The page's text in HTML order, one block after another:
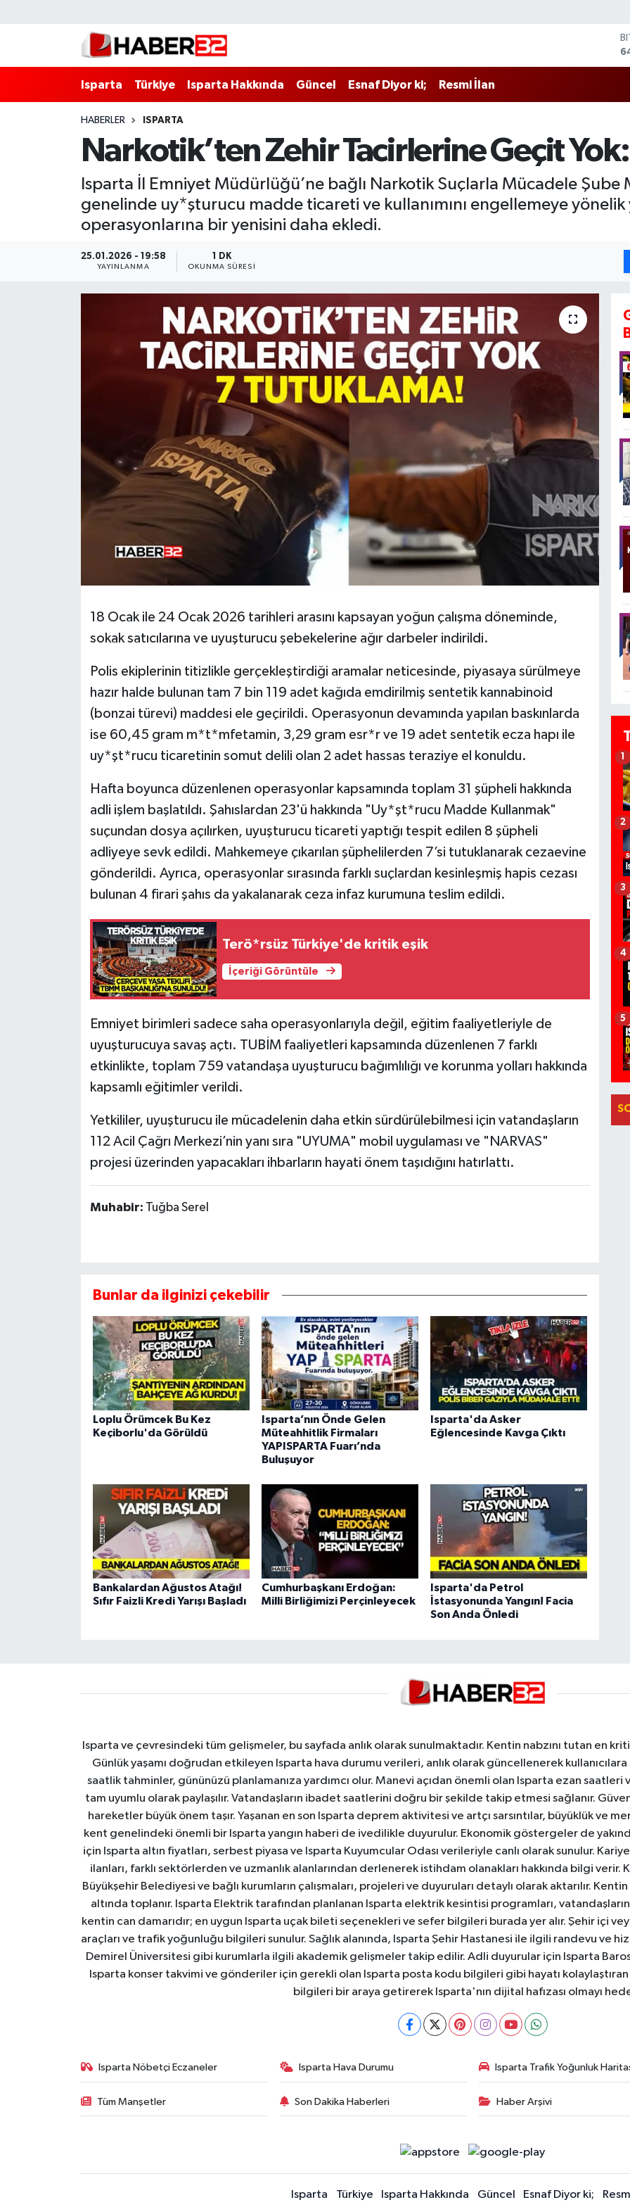
Isparta Türkiye Isparta Hakkında Güncel Esnaf Diyor ki; Resmi İlan
HABERLER ISPARTA
Narkotik’ten Zehir Tacirlerine Geçit
Isparta İl Emniyet Müdürlüğü’ne bağlı Narkotik Suçlarla Mücadele
genelinde uy*şturucu madde ticareti ve kullanımını engellemeye
operasyonlarına bir yenisini daha ekledi.
25.01.2026 - 19:58
YAYINLANMA
1 DK
OKUNMA SÜRESI
18 Ocak ile 24 Ocak 2026 tarihleri arasını kapsayan yoğun çalışma döneminde,
sokak satıcılarına ve uyuşturucu şebekelerine ağır darbeler indirildi.
Polis ekiplerinin titizlikle gerçekleştirdiği aramalar neticesinde, piyasaya sürülmeye
hazır halde bulunan tam 7 bin 119 adet kağıda emdirilmiş sentetik kannabinoid
(bonzai türevi) maddesi ele geçirildi. Operasyonun devamında yapılan baskınlarda
ise 60,45 gram m*t*mfetamin, 3,29 gram esr*r ve 19 adet sentetik ecza hapı ile
uy*şt*rucu ticaretinin somut delili olan 2 adet hassas teraziye el konuldu.
Hafta boyunca düzenlenen operasyonlar kapsamında toplam 31 şüpheli hakkında
adli işlem başlatıldı. Şahıslardan 23'ü hakkında "Uy*şt*rucu Madde Kullanmak"
suçundan dosya açılırken, uyuşturucu ticareti yaptığı tespit edilen 8 şüpheli
adliyeye sevk edildi. Mahkemeye çıkarılan şüphelilerden 7’si tutuklanarak cezaevine
gönderildi. Ayrıca, operasyonlar sırasında farklı suçlardan kesinleşmiş hapis cezası
bulunan 4 firari şahıs da yakalanarak ceza infaz kurumuna teslim edildi.
Terö*rsüz Türkiye'de kritik eşik
İçeriği Görüntüle
Emniyet birimleri sadece saha operasyonlarıyla değil, eğitim faaliyetleriyle de
uyuşturucuya savaş açtı. TUBİM faaliyetleri kapsamında düzenlenen 7 farklı
etkinlikte, toplam 759 vatandaşa uyuşturucu bağımlılığı ve korunma yolları hakkında
kapsamlı eğitimler verildi.
Yetkililer, uyuşturucu ile mücadelenin daha etkin sürdürülebilmesi için vatandaşların
112 Acil Çağrı Merkezi’nin yanı sıra "UYUMA" mobil uygulaması ve "NARVAS"
projesi üzerinden yapacakları ihbarların hayati önem taşıdığını hatırlattı.
Muhabir: Tuğba Serel
Bunlar da ilginizi çekebilir
Loplu Örümcek Bu Kez
Keçiborlu'da Görüldü
Isparta’nın Önde Gelen
Müteahhitlik Firmaları
YAPISPARTA Fuarı’nda
Buluşuyor
Isparta'da Asker
Eğlencesinde Kavga Çıktı
Bankalardan Ağustos Atağı!
Sıfır Faizli Kredi Yarışı Başladı
Cumhurbaşkanı Erdoğan:
Milli Birliğimizi Perçinleyecek
Isparta'da Petrol
İstasyonunda Yangın! Facia
Son Anda Önledi
1
2
3
4
5
Isparta ve çevresindeki tüm gelişmeler, bu sayfada anlık olarak sunulmaktadır. Kentin nabzını tutan en
Günlük yaşamı doğrudan etkileyen Isparta hava durumu verileri, anlık olarak güncellenerek
saatlik tahminler, gününüzü planlamanıza yardımcı olur. Manevi açıdan önemli olan Isparta ezan
tam uyumlu olarak paylaşılır. Vatandaşların ibadet saatlerini doğru bir şekilde takip etmesi sağlanır.
hareketler büyük önem taşır. Yaşanan en son Isparta deprem aktivitesi ve artçı sarsıntılar, büyüklük ve
kent genelindeki önemli bir Isparta yangın haberi de ivedilikle duyurulur. Ekonomik göstergeler de
için Isparta altın fiyatları, serbest piyasa ve Isparta Kuyumcular Odası verileriyle canlı olarak sunulur.
ilanları, farklı sektörlerden ve uzmanlık alanlarından derlenerek istihdam olanakları hakkında bilgi verir.
Büyükşehir Belediyesi ve bağlı kurumların çalışmaları, projeleri ve duyuruları detaylı olarak aktarılır.
altında toplanır. Isparta Elektrik tarafından planlanan Isparta elektrik kesintisi programları,
kentin can damarıdır; en uygun Isparta uçak bileti seçenekleri ve sefer bilgileri burada yer alır. Şehir içi
araçları ve trafik yoğunluğu bilgileri sunulur. Sağlık alanında, Isparta Şehir Hastanesi ile ilgili randevu ve
Demirel Üniversitesi gibi kurumlarla ilgili akademik gelişmeler takip edilir. Adli duyurular için Isparta
Isparta konser takvimi ve gönderiler için gerekli olan Isparta posta kodu bilgileri gibi hayatı
bilgileri bir araya getirerek Isparta'nın dijital hafızası olmayı
Isparta Nöbetçi Eczaneler Isparta Hava Durumu Isparta Trafik Yoğunluk
Tüm Manşetler Son Dakika Haberleri Haber Arşivi
Isparta Türkiye Isparta Hakkında Güncel Esnaf Diyor ki;
Isparta Hakkında
Esnaf Diyor ki;
BİLİM VE TEKNOLOJİ
MAGAZİN
RESMİ İLANLAR
Tarihi Yapılarımız
Teknoloji
Isparta Nöbetçi Eczaneler
Isparta Hava Durumu
Isparta Trafik Yoğunluk Haritası
Süper Lig Puan Durumu ve Fikstür
Tüm Manşetler
Son Dakika Haberleri
Haber Arşivi